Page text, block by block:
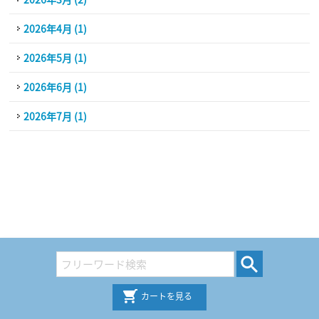
2026年4月 (1)
2026年5月 (1)
2026年6月 (1)
2026年7月 (1)
カートを見る